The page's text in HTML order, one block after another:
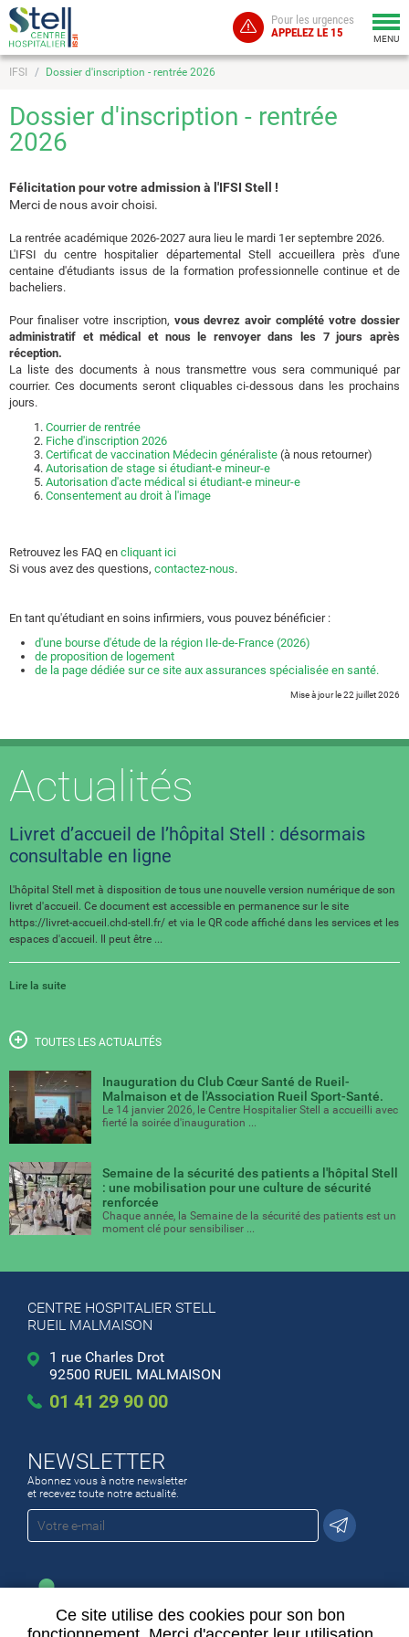
Pour les urgences
APPELEZ LE 15
MENU
IFSI Dossier d'inscription - rentrée 2026
Dossier d'inscription - rentrée
2026
Félicitation pour votre admission à l'IFSI Stell !
Merci de nous avoir choisi.
La rentrée académique 2026-2027 aura lieu le mardi 1er septembre 2026.
L'IFSI du centre hospitalier départemental Stell accueillera près d'une
centaine d'étudiants issus de la formation professionnelle continue et de
bacheliers.
Pour finaliser votre inscription, vous devrez avoir complété votre dossier
administratif et médical et nous le renvoyer dans les 7 jours après
réception.
La liste des documents à nous transmettre vous sera communiqué par
courrier. Ces documents seront cliquables ci-dessous dans les prochains
jours.
Courrier de rentrée
Fiche d'inscription 2026
Certificat de vaccination Médecin généraliste (à nous retourner)
Autorisation de stage si étudiant-e mineur-e
Autorisation d'acte médical si étudiant-e mineur-e
Consentement au droit à l'image
Retrouvez les FAQ en cliquant ici
Si vous avez des questions, contactez-nous.
En tant qu'étudiant en soins infirmiers, vous pouvez bénéficier :
d'une bourse d'étude de la région Ile-de-France (2026)
de proposition de logement
de la page dédiée sur ce site aux assurances spécialisée en santé.
Mise à jour le 22 juillet 2026
Actualités
Livret d’accueil de l’hôpital Stell : désormais
consultable en ligne
L'hôpital Stell met à disposition de tous une nouvelle version numérique de son
livret d'accueil. Ce document est accessible en permanence sur le site
https://livret-accueil.chd-stell.fr/ et via le QR code affiché dans les services et les
espaces d'accueil. Il peut être ...
Lire la suite
TOUTES LES ACTUALITÉS
Inauguration du Club Cœur Santé de Rueil-
Malmaison et de l'Association Rueil Sport-Santé.
Le 14 janvier 2026, le Centre Hospitalier Stell a accueilli avec
fierté la soirée d'inauguration ...
Semaine de la sécurité des patients a l'hôpital Stell
: une mobilisation pour une culture de sécurité
renforcée
Chaque année, la Semaine de la sécurité des patients est un
moment clé pour sensibiliser ...
CENTRE HOSPITALIER STELL
RUEIL MALMAISON
1 rue Charles Drot
92500 RUEIL MALMAISON
01 41 29 90 00
NEWSLETTER
Abonnez vous à notre newsletter
et recevez toute notre actualité.
ESPACE EMPLOI
Ce site utilise des cookies pour son bon